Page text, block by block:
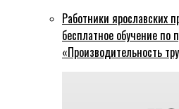
Работники ярославских
бесплатное обучение по
«Производительность